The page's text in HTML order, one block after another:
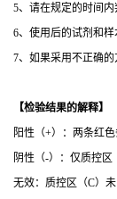
5、请在规定的时间
6、使用后的试剂和样
7、如果采用不正确
【检验结果的解释】
阳性（+）：两条红
阴性（-）：仅质控区
无效：质控区（C）